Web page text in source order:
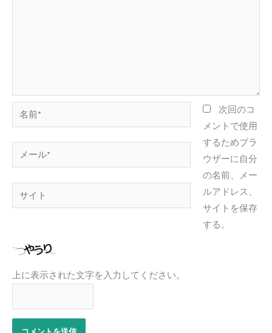
前
*
ー
ル
イ
次回のコ
メントで使用
するためブラ
ウザーに自分
の名前、メー
ルアドレス、
サイトを保存
する。
上に表示された文字を入力してください。